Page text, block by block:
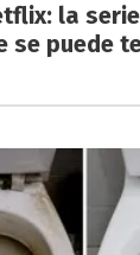
la
se puede